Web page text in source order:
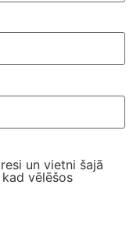
un vietni šajā
vēlēšos